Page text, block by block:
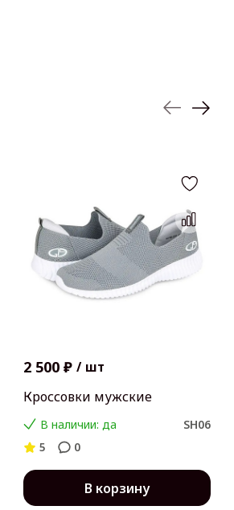
2 500 ₽ / шт
Кроссовки мужские
В наличии: да
SH06
5
0
В корзину